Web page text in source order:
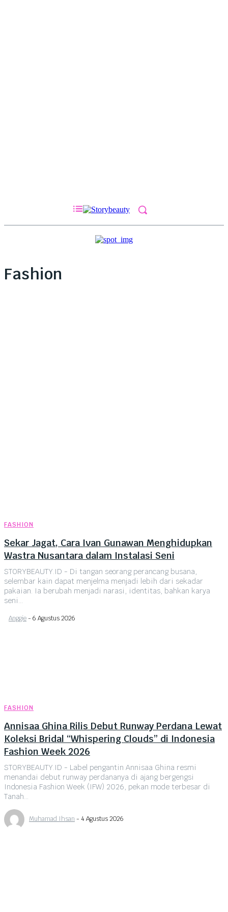
Fashion
FASHION
Sekar Jagat, Cara Ivan Gunawan Menghidupkan
Wastra Nusantara dalam Instalasi Seni
STORYBEAUTY.ID - Di tangan seorang perancang busana,
selembar kain dapat menjelma menjadi lebih dari sekadar
pakaian. Ia berubah menjadi narasi, identitas, bahkan karya
seni...
Anggie- 6 Agustus 2026
FASHION
Annisaa Ghina Rilis Debut Runway Perdana Lewat
Koleksi Bridal “Whispering Clouds” di Indonesia
Fashion Week 2026
STORYBEAUTY.ID - Label pengantin Annisaa Ghina resmi
menandai debut runway perdananya di ajang bergengsi
Indonesia Fashion Week (IFW) 2026, pekan mode terbesar di
Tanah...
Muhamad Ihsan - 4 Agustus 2026